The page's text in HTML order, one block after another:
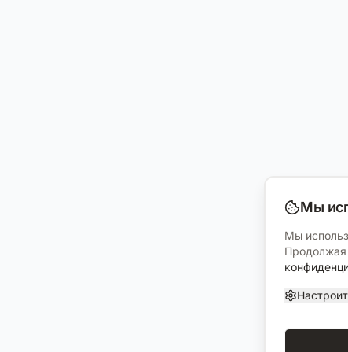
Мы
Мы
Продолжая